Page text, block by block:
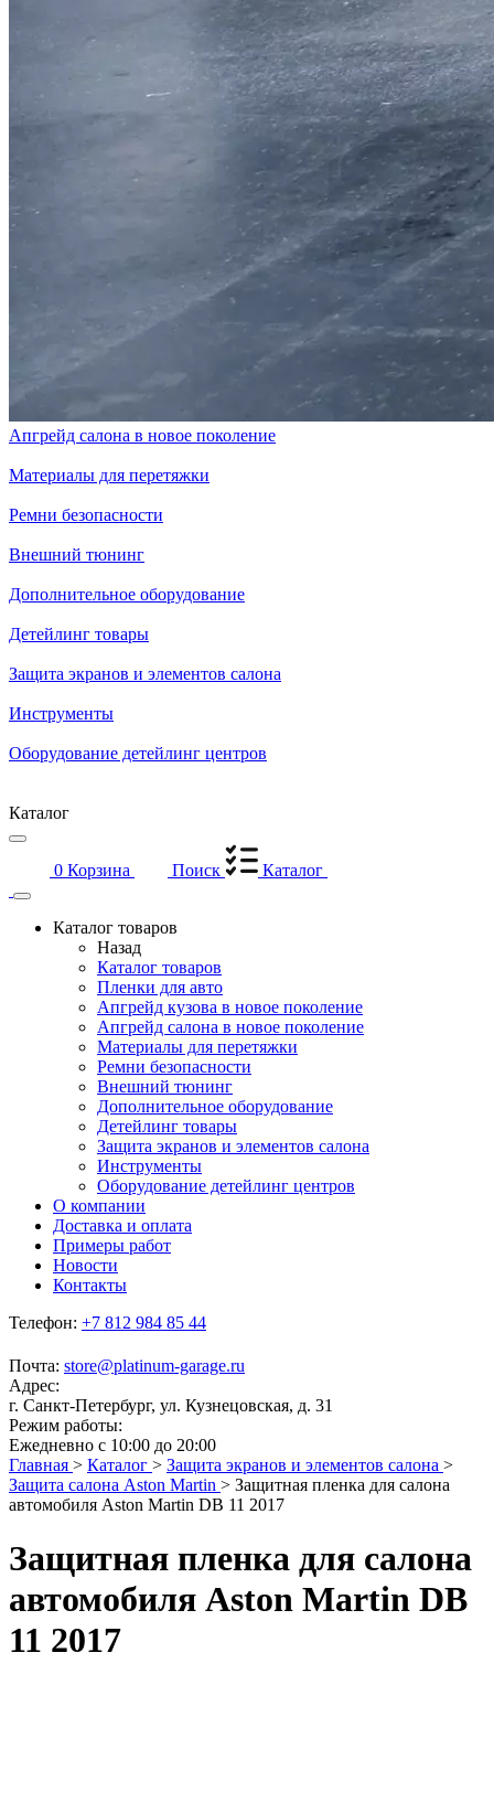
Апгрейд салона в новое поколение
Материалы для перетяжки
Ремни безопасности
Внешний тюнинг
Дополнительное оборудование
Детейлинг товары
Защита экранов и элементов салона
Инструменты
Оборудование детейлинг центров
Каталог
0 Корзина Поиск Каталог
Каталог товаров
Назад
Каталог товаров
Пленки для авто
Апгрейд кузова в новое поколение
Апгрейд салона в новое поколение
Материалы для перетяжки
Ремни безопасности
Внешний тюнинг
Дополнительное оборудование
Детейлинг товары
Защита экранов и элементов салона
Инструменты
Оборудование детейлинг центров
О компании
Доставка и оплата
Примеры работ
Новости
Контакты
Телефон: +7 812 984 85 44
Почта: store@platinum-garage.ru
Адрес:
г. Санкт-Петербург, ул. Кузнецовская, д. 31
Режим работы:
Ежедневно с 10:00 до 20:00
Главная > Каталог > Защита экранов и элементов салона >
Защита салона Aston Martin > Защитная пленка для салона
автомобиля Aston Martin DB 11 2017
Защитная пленка для салона
автомобиля Aston Martin DB
11 2017